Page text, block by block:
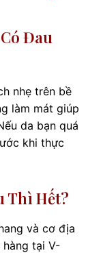
Đau
nhẹ trên bề
làm mát giúp
da bạn quá
khi thực
Thì Hết?
và cơ địa
tại V-